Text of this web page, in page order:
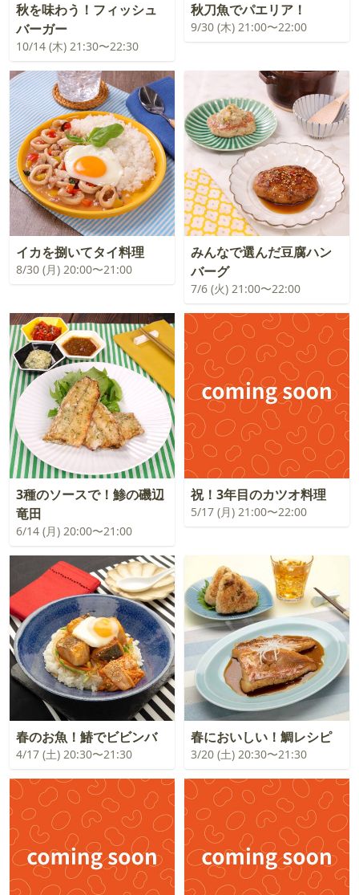
秋を味わう！フィッシュ
バーガー
10/14 (木) 21:30〜22:30
秋刀魚でパエリア！
9/30 (木) 21:00〜22:00
イカを捌いてタイ料理
8/30 (月) 20:00〜21:00
みんなで選んだ豆腐ハン
バーグ
7/6 (火) 21:00〜22:00
3種のソースで！鯵の磯辺
竜田
6/14 (月) 20:00〜21:00
祝！3年目のカツオ料理
5/17 (月) 21:00〜22:00
春のお魚！鰆でビビンバ
4/17 (土) 20:30〜21:30
春においしい！鯛レシピ
3/20 (土) 20:30〜21:30